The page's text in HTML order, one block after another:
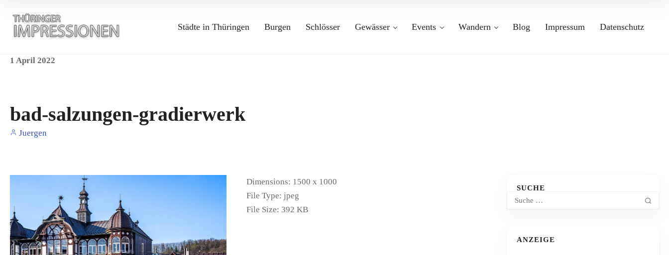
Städte in Thüringen Burgen Schlösser Gewässer Events Wandern Blog Impressum Datenschutz
1 April 2022
bad-salzungen-gradierwerk
Juergen
Dimensions: 1500 x 1000
File Type: jpeg
File Size: 392 KB
SUCHE
ANZEIGE